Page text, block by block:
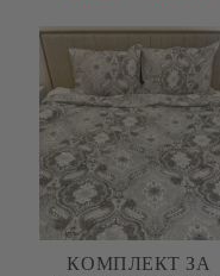
КОМПЛЕКТ ЗА